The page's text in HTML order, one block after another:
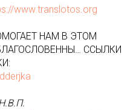
www.translotos.org
НАМ В ЭТОМ
ССЫЛКИ